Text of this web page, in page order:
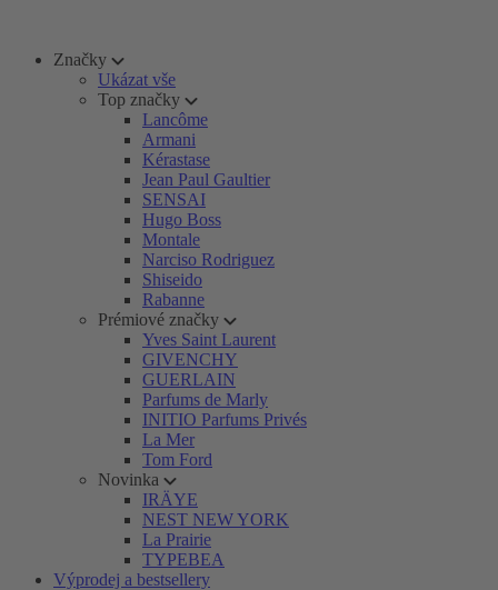
Značky
Ukázat vše
Top značky
Lancôme
Armani
Kérastase
Jean Paul Gaultier
SENSAI
Hugo Boss
Montale
Narciso Rodriguez
Shiseido
Rabanne
Prémiové značky
Yves Saint Laurent
GIVENCHY
GUERLAIN
Parfums de Marly
INITIO Parfums Privés
La Mer
Tom Ford
Novinka
IRÄYE
NEST NEW YORK
La Prairie
TYPEBEA
Výprodej a bestsellery